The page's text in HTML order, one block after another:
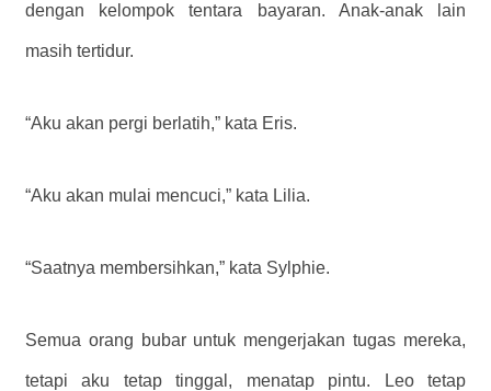
dengan kelompok tentara bayaran. Anak-anak lain
masih tertidur.
“Aku akan pergi berlatih,” kata Eris.
“Aku akan mulai mencuci,” kata Lilia.
“Saatnya membersihkan,” kata Sylphie.
Semua orang bubar untuk mengerjakan tugas mereka,
tetapi aku tetap tinggal, menatap pintu. Leo tetap